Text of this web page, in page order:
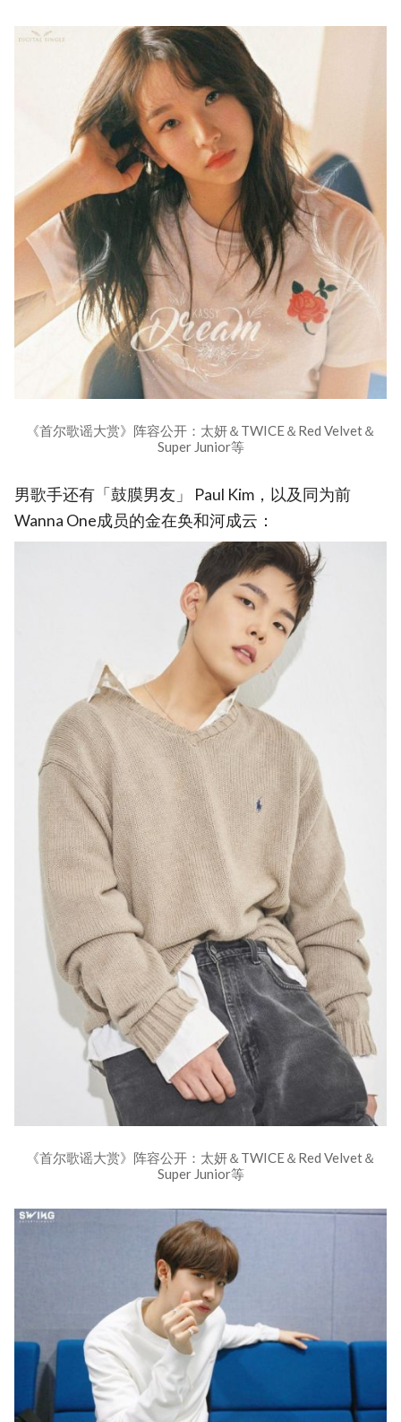
《首尔歌谣大赏》阵容公开：太妍＆TWICE＆Red Velvet＆
Super Junior等
男歌手还有「鼓膜男友」 Paul Kim，以及同为前
Wanna One成员的金在奂和河成云：
《首尔歌谣大赏》阵容公开：太妍＆TWICE＆Red Velvet＆
Super Junior等